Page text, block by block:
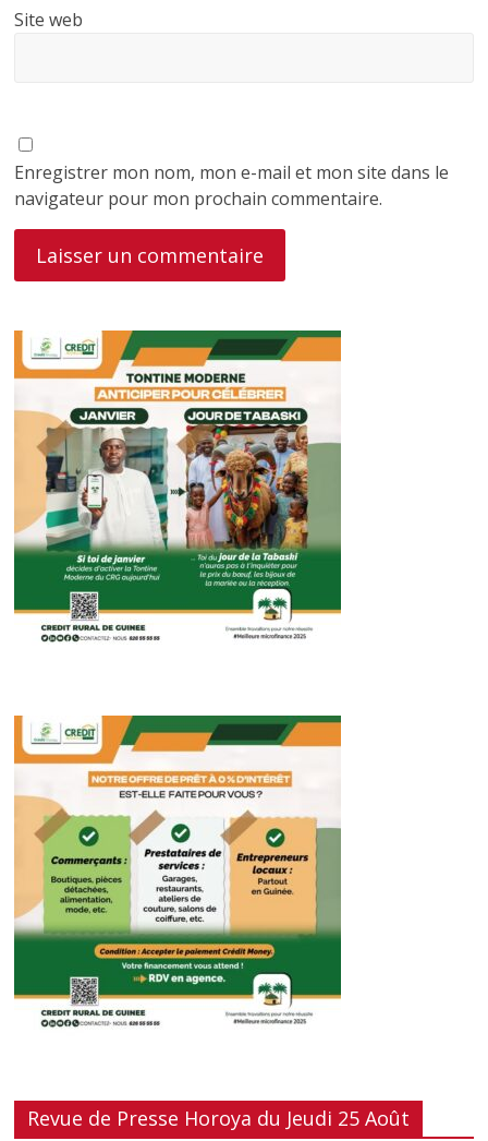
Site web
Enregistrer mon nom, mon e-mail et mon site dans le
navigateur pour mon prochain commentaire.
Revue de Presse Horoya du Jeudi 25 Août